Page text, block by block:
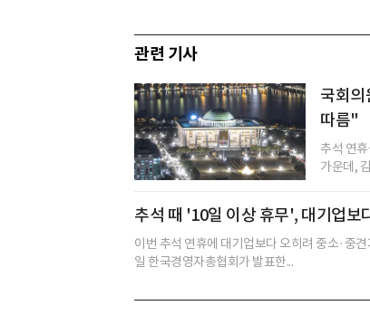
관련 기사
국회
따름"
추석 연
가운데,
추석 때 '10일 이상 휴무', 대기업보
이번 추석 연휴에 대기업보다 오히려 중소·중
일 한국경영자총협회가 발표한...